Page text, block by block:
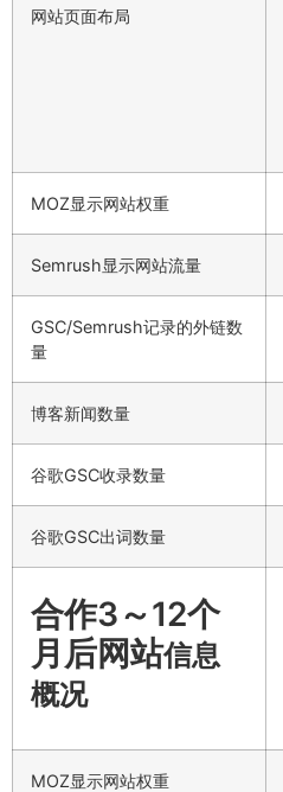
网站页面布局
MOZ显示网站权重
Semrush显示网站流量
GSC/Semrush记录的外链数
量
博客新闻数量
谷歌GSC收录数量
谷歌GSC出词数量
合作3～12个
月后网站信息
概况
MOZ显示网站权重